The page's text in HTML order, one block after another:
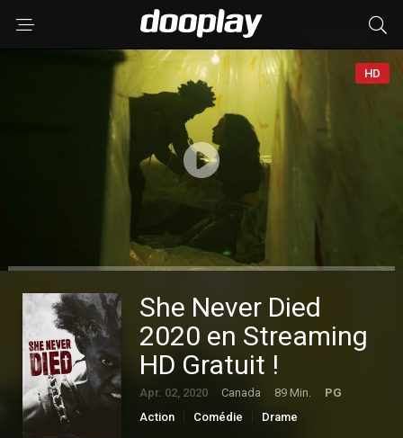
HD
She Never Died
2020 en Streaming
HD Gratuit !
Apr. 02, 2020 Canada 89 Min.
PG
Action
Comédie
Drame